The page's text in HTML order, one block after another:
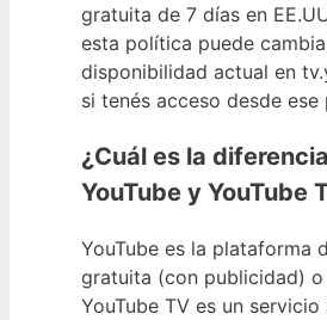
gratuita de 7 días en
esta política puede
disponibilidad actual en
si tenés acceso desde ese
¿Cuál es la
YouTube y YouTube
YouTube es la plataforma
gratuita (con publicidad) o
YouTube TV es un